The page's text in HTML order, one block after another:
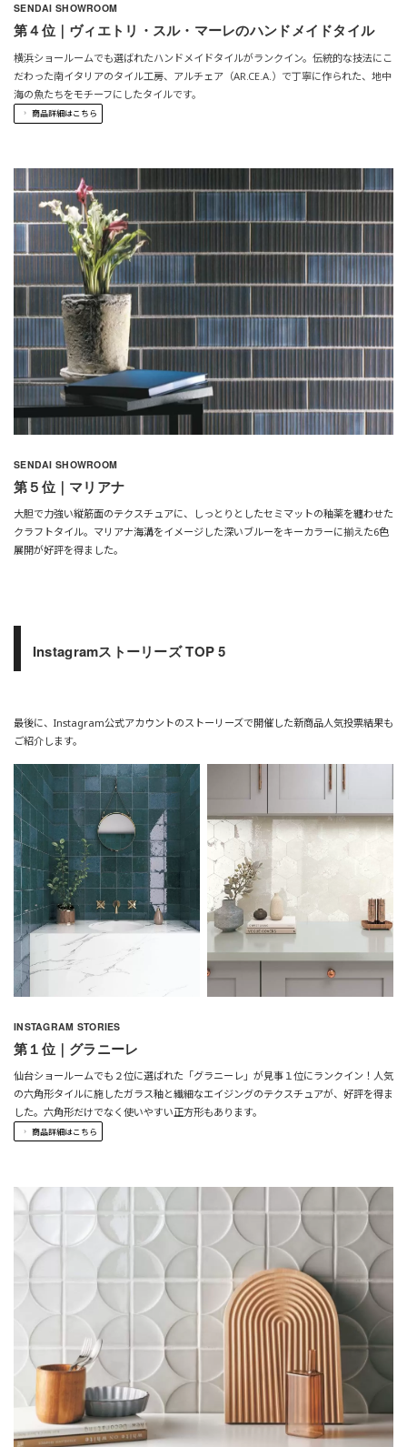
SENDAI SHOWROOM
第４位｜ヴィエトリ・スル・マーレのハンドメイドタイル
横浜ショールームでも選ばれたハンドメイドタイルがランクイン。 伝統的な技法にこ
だわった南イタリアのタイル工房、 アルチェア（AR.CE.A.）で丁寧に作られた、 地中
海の魚たちをモチーフにしたタイルです。
商品詳細はこちら
SENDAI SHOWROOM
第５位｜マリアナ
大胆で力強い縦筋面のテクスチュアに、しっとりとしたセミマットの釉薬を纏わせた
クラフトタイル。マリアナ海溝をイメージした深いブルーをキーカラーに揃えた6色
展開が好評を得ました。
Instagramストーリーズ TOP 5
最後に、Instagram公式アカウントのストーリーズで開催した新商品人気投票結果も
ご紹介します。
INSTAGRAM STORIES
第１位｜グラニーレ
仙台ショールームでも２位に選ばれた「グラニーレ」が見事１位にランクイン！人気
の六角形タイルに施したガラス釉と繊細なエイジングのテクスチュアが、好評を得ま
した。六角形だけでなく使いやすい正方形もあります。
商品詳細はこちら